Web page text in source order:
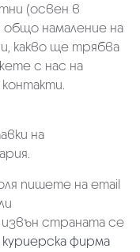
(освен в
общо намаление на
какво ще трябва
с нас на
на
пишете на email
страната се
куриерска фирма